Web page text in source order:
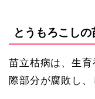
とうもろこし
苗立枯病は、生
際部分が腐敗し、